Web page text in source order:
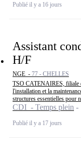
Publié il y a 16 jours
Assistant
H/F
NGE - 77 - CHELLES
TSO CATENAIRES, filiale
l'installation et la
structures essentielles pour
CDI - Temps plein
Publié il y a 17 jours